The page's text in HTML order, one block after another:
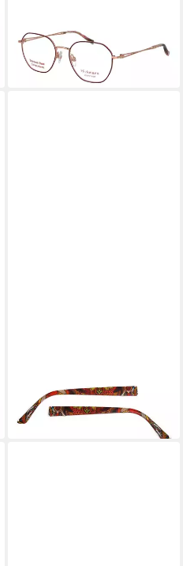
59,25 € UVP136,00 €
-56%
in 2-3 Werktagen bei dir
Wechselbügel 5440.01
34,99 €
in 6-7 Werktagen bei dir